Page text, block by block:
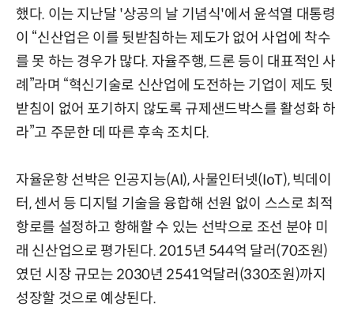
했다. 이는 지난달 '상공의 날 기념식'에서 윤석열 대통령
이 “신산업은 이를 뒷받침하는 제도가 없어 사업에 착수
를 못 하는 경우가 많다. 자율주행, 드론 등이 대표적인 사
례”라며 “혁신기술로 신산업에 도전하는 기업이 제도 뒷
받침이 없어 포기하지 않도록 규제샌드박스를 활성화 하
라”고 주문한 데 따른 후속 조치다.
자율운항 선박은 인공지능(AI), 사물인터넷(IoT), 빅데이
터, 센서 등 디지털 기술을 융합해 선원 없이 스스로 최적
항로를 설정하고 항해할 수 있는 선박으로 조선 분야 미
래 신산업으로 평가된다. 2015년 544억 달러(70조원)
였던 시장 규모는 2030년 2541억달러(330조원)까지
성장할 것으로 예상된다.